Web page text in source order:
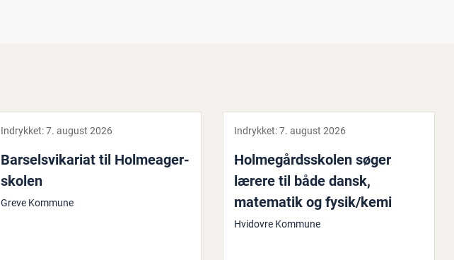
Indrykket:7. august 2026
Bar­selsvi­ka­ri­at til Hol­me­a­ger­
sko­len
Greve Kommune
Indrykket:7. august 2026
Hol­me­gårds­sko­len søger
lærere til både dansk,
matematik og fysik/kemi
Hvidovre Kommune